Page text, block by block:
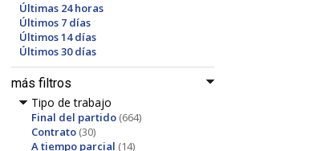
Últimas 24 horas
Últimos 7 días
Últimos 14 días
Últimos 30 días
más filtros
Tipo de trabajo
Final del partido (664)
Contrato (30)
A tiempo parcial (14)